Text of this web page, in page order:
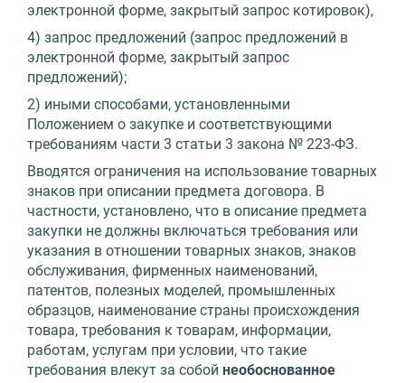
электронной форме, закрытый запрос котировок),
4) запрос предложений (запрос предложений в
электронной форме, закрытый запрос
предложений);
2) иными способами, установленными
Положением о закупке и соответствующими
требованиям части 3 статьи 3 закона № 223-ФЗ.
Вводятся ограничения на использование товарных
знаков при описании предмета договора. В
частности, установлено, что в описание предмета
закупки не должны включаться требования или
указания в отношении товарных знаков, знаков
обслуживания, фирменных наименований,
патентов, полезных моделей, промышленных
образцов, наименование страны происхождения
товара, требования к товарам, информации,
работам, услугам при условии, что такие
требования влекут за собой необоснованное